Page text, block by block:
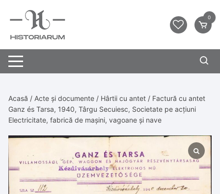
0
Acasă / Acte și documente / Hârtii cu antet / Factură cu antet
Ganz és Tarsa, 1940, Târgu Secuiesc, Societate pe acțiuni
Electricitate, fabrică de mașini, vagoane și nave